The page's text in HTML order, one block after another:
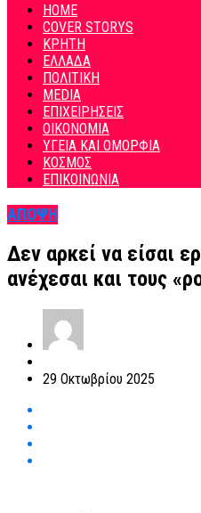
HOME
COVER STORYS
ΚΡΗΤΗ
ΕΛΛΑΔΑ
ΠΟΛΙΤΙΚΗ
MEDIA
ΕΠΙΧΕΙΡΗΣΕΙΣ
ΟΙΚΟΝΟΜΙΑ
ΥΓΕΙΑ ΚΑΙ ΟΜΟΡΦΙΑ
ΚΟΣΜΟΣ
ΕΠΙΚΟΙΝΩΝΙΑ
ΑΠΟΨΗ
Δεν αρκεί να είσαι
ανέχεσαι και τους
29 Οκτωβρίου 2025